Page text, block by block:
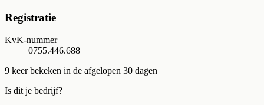
Registratie
KvK-nummer
0755.446.688
9 keer bekeken in de afgelopen 30 dagen
Is dit je bedrijf?